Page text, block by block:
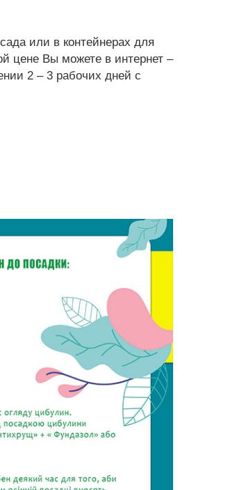
или в контейнерах для
цене Вы можете в интернет –
2 – 3 рабочих дней с